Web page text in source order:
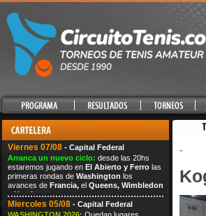
Viernes 07/08 - Capital Federal
Arranca un nuevo ciclo: desde las 20hs
estaremos jugando en El Abierto y Ferro las
primeras rondas de Washington los
avances de Francia, el Queens, Wimbledon
yHamburgo.
Miercoles 05/08 - Capital Federal
-